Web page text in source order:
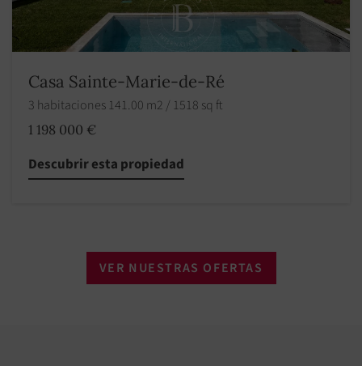
Casa Sainte-Marie-de-Ré
3 habitaciones 141.00 m2 / 1518 sq ft
1 198 000 €
Descubrir esta propiedad
VER NUESTRAS OFERTAS